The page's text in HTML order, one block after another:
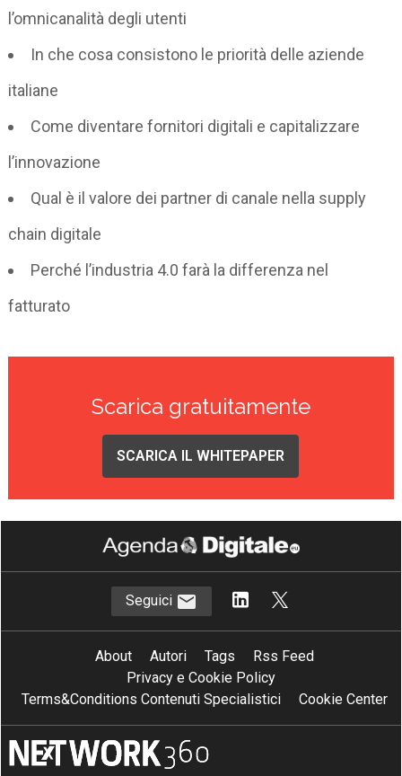
l’omnicanalità degli utenti
In che cosa consistono le priorità delle aziende
italiane
Come diventare fornitori digitali e capitalizzare
l’innovazione
Qual è il valore dei partner di canale nella supply
chain digitale
Perché l’industria 4.0 farà la differenza nel
fatturato
Scarica gratuitamente
SCARICA IL WHITEPAPER
Seguici
About Autori Tags
Rss Feed
Privacy e Cookie Policy
Terms&Conditions Contenuti Specialistici
Cookie Center